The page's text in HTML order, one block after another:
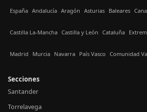
España Andalucía Aragón Asturias Baleares
Castilla La-Mancha Castilla y León Cataluña
Madrid Murcia Navarra País Vasco Comunidad
Secciones
Santander
Torrelavega